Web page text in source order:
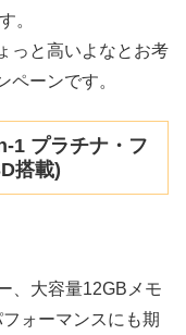
。
っと高いよなとお考
ペーンです。
1 プラチナ・フ
搭載)
、大容量12GBメモ
ォーマンスにも期